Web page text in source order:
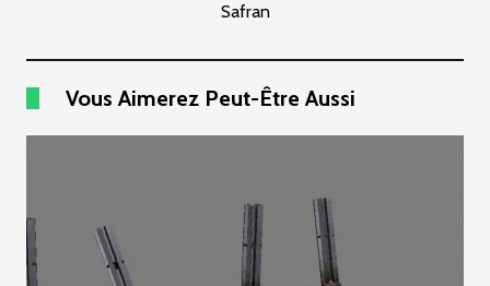
Safran
Vous Aimerez Peut-Être Aussi